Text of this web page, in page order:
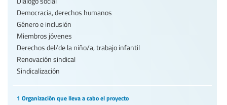
Democracia, derechos humanos
Género e inclusión
Miembros jóvenes
Derechos del/de la niño/a, trabajo infantil
Renovación sindical
Sindicalización
1 Organización que lleva a cabo el proyecto